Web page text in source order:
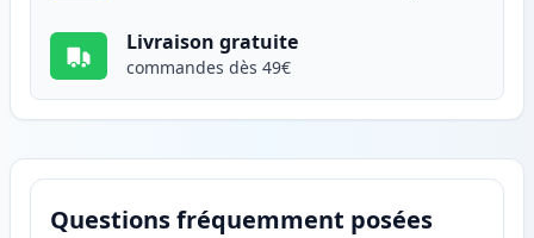
Livraison gratuite
commandes dès 49€
Questions fréquemment posées